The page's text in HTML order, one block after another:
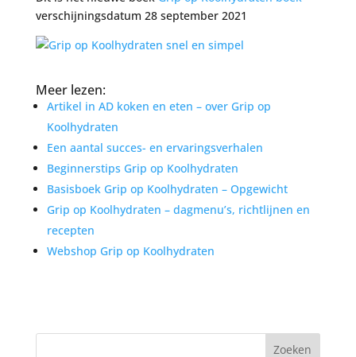
verschijningsdatum 28 september 2021
Meer lezen:
Artikel in AD koken en eten – over Grip op
Koolhydraten
Een aantal succes- en ervaringsverhalen
Beginnerstips Grip op Koolhydraten
Basisboek Grip op Koolhydraten – Opgewicht
Grip op Koolhydraten – dagmenu’s, richtlijnen en
recepten
Webshop Grip op Koolhydraten